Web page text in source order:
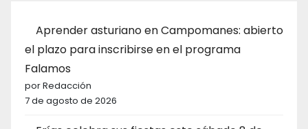
Aprender asturiano en Campomanes: abierto
el plazo para inscribirse en el programa
Falamos
por Redacción
7 de agosto de 2026